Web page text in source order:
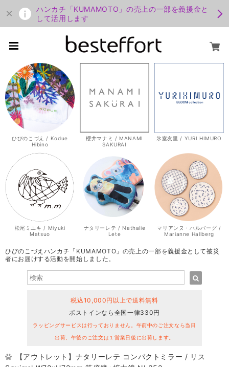
ハンカチ「KUMAMOTO」の売上の一部を義援金と
して活用します
ひびのこづえ / Kodue
Hibino
櫻井マナミ / MANAMI
SAKURAI
氷室友里 / YURI HIMURO
松尾ミユキ / Miyuki
Matsuo
ナタリーレテ / Nathalie
Lete
マリアンヌ・ハルバーグ /
Marianne Hallberg
ひびのこづえハンカチ「KUMAMOTO」の売上の一部を義援金として被災
者にお届けする活動を開始しました。
税込10,000円以上で送料無料
ポストインなら全国一律330円
ラッピングサービスは行っておりません。午前中のご注文なら当日
出荷、午後のご注文は１営業日後に出荷します。
【アウトレット】ナタリーレテ コンパクトミラー / リス